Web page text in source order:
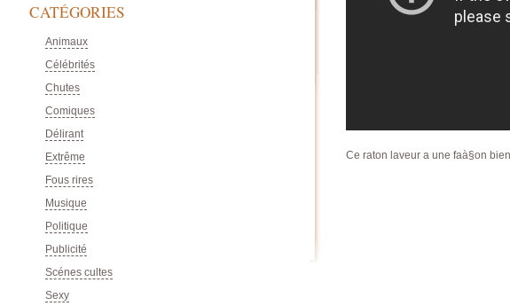
Ce raton laveur a une faà§on
CATÉGORIES
Animaux
Célébrités
Chutes
Comiques
Délirant
Extrême
Fous rires
Musique
Politique
Publicité
Scénes cultes
Sexy